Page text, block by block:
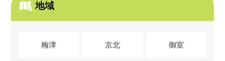
地域
梅津 京北 御室